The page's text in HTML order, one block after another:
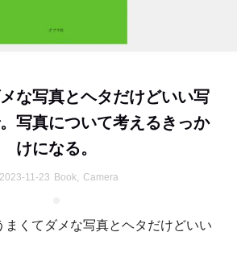
メな写真とヘタだけどいい写
写真について考えるきっか
けになる。
2023-11-23 Book, Camera
まくてダメな写真とヘタだけどいい